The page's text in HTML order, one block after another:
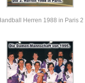
Herren 1988 in Paris 2